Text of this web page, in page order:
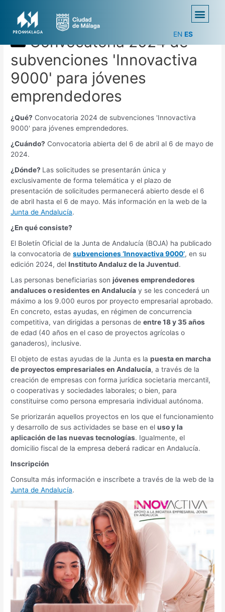
EN ES
Convocatoria 2024 de
subvenciones 'Innovactiva
9000' para jóvenes
emprendedores
¿Qué? Convocatoria 2024 de subvenciones 'Innovactiva
9000' para jóvenes emprendedores.
¿Cuándo? Convocatoria abierta del 6 de abril al 6 de mayo de
2024.
¿Dónde? Las solicitudes se presentarán única y
exclusivamente de forma telemática y el plazo de
presentación de solicitudes permanecerá abierto desde el 6
de abril hasta el 6 de mayo. Más información en la web de la
Junta de Andalucía.
¿En qué consiste?
El Boletín Oficial de la Junta de Andalucía (BOJA) ha publicado
la convocatoria desubvenciones ‘Innovactiva 9000’, en su
edición 2024, delInstituto Andaluz de la Juventud.
Las personas beneficiarias sonjóvenes emprendedores
andaluces o residentes en Andalucía y se les concederá un
máximo a los 9.000 euros por proyecto empresarial aprobado.
En concreto, estas ayudas, en régimen de concurrencia
competitiva, van dirigidas a personas deentre 18 y 35 años
de edad (40 años en el caso de proyectos agrícolas o
ganaderos), inclusive.
El objeto de estas ayudas de la Junta es lapuesta en marcha
de proyectos empresariales en Andalucía, a través de la
creación de empresas con forma jurídica societaria mercantil,
o cooperativas y sociedades laborales; o bien, para
constituirse como persona empresaria individual autónoma.
Se priorizarán aquellos proyectos en los que el funcionamiento
y desarrollo de sus actividades se base en eluso y la
aplicación de las nuevas tecnologías. Igualmente, el
domicilio fiscal de la empresa deberá radicar en Andalucía.
Inscripción
Consulta más información e inscríbete a través de la web de la
Junta de Andalucía.